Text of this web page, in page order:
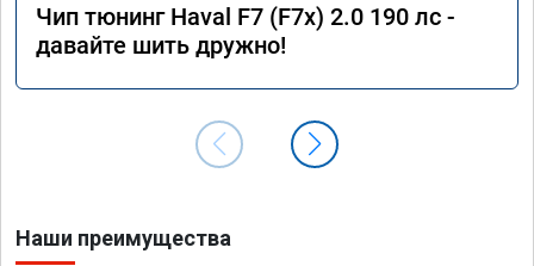
Чип тюнинг Haval F7 (F7x) 2.0 190 лс -
давайте шить дружно!
Наши преимущества